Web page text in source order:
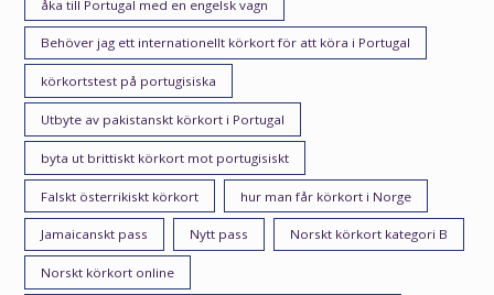
åka till Portugal med en engelsk vagn
Behöver jag ett internationellt körkort för att köra i Portugal
körkortstest på portugisiska
Utbyte av pakistanskt körkort i Portugal
byta ut brittiskt körkort mot portugisiskt
Falskt österrikiskt körkort hur man får körkort i Norge
Jamaicanskt pass Nytt pass Norskt körkort kategori B
Norskt körkort online